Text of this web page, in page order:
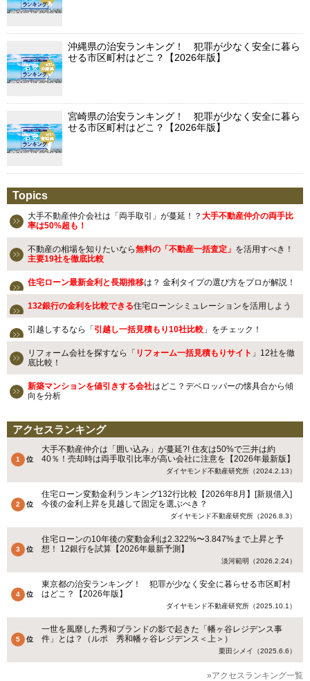
沖縄県の治安ランキング！ 犯罪が少なく安全に暮ら
せる市区町村はどこ？【2026年版】
宮崎県の治安ランキング！ 犯罪が少なく安全に暮ら
せる市区町村はどこ？【2026年版】
Topics
大手不動産仲介会社は「両手取引」が蔓延！？ 大手不動産仲介の両手比
率は50%超も！
不動産の相場を知りたいなら無料の「不動産一括査定」 を活用すべき！
主要19社を徹底比較
住宅ローン最新金利と長期推移は？ 金利タイプの選び方をプロが解説！
132銀行の金利を比較できる住宅ローンシミュレーションを活用しよう
引越しするなら「引越し一括見積もり10社比較 」をチェック！
リフォーム会社を探すなら「 リフォーム一括見積もりサイト 」12社を徹
底比較！
新築マンションを値引きする会社はどこ？デベロッパーの懐具合から傾
向を分析
アクセスランキング
大手不動産仲介は「囲い込み」が蔓延?! 住友は50%で三井は約
40％！売却時は両手取引比率が高い会社に注意を【2026年最新版】
ダイヤモンド不動産研究所（2024.2.13）
住宅ローン変動金利ランキング132行比較【2026年8月】[新規借入]
今後の金利上昇を見越して固定を選ぶべき？
ダイヤモンド不動産研究所（2026.8.3）
住宅ローンの10年後の変動金利は2.322%〜3.847%まで上昇と予
想！ 12銀行を試算【2026年最新予測】
淡河範明（2026.2.24）
東京都の治安ランキング！ 犯罪が少なく安全に暮らせる市区町村
はどこ？【2026年版】
ダイヤモンド不動産研究所（2025.10.1）
一世を風靡した秀和ブランドの影で起きた「幡ヶ谷レジデンス事
件」とは？（ルポ 秀和幡ヶ谷レジデンス＜上＞）
栗田シメイ（2025.6.6）
»アクセスランキング一覧